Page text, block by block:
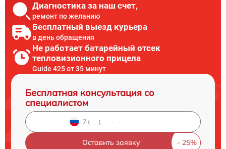
Диагностика за наш счет,
ремонт по желанию
Бесплатный выезд курьера
в день обращения
Не работает батарейный отсек
тепловизионного прицела
Guide 425 от 35 минут
Бесплатная консультация со
специалистом
Оставить заявку